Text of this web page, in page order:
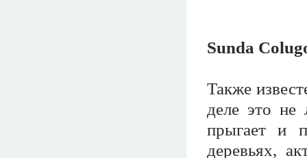
Sunda
Также
деле это не
прыгает и
деревьях,